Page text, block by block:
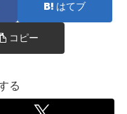
はてブ
コピー
る